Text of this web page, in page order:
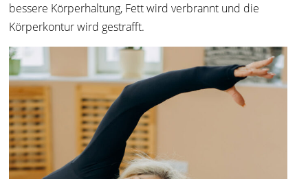
bessere Körperhaltung, Fett wird verbrannt und die
Körperkontur wird gestrafft.